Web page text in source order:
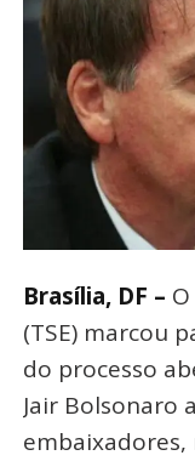
Brasília, DF –
(TSE) marcou
do processo
Jair Bolsonaro